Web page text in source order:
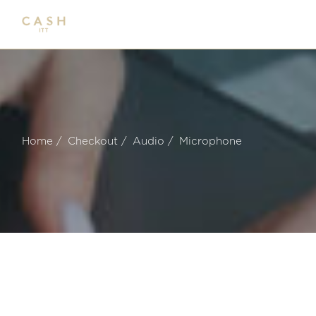
Home Checkout Audio Microphone